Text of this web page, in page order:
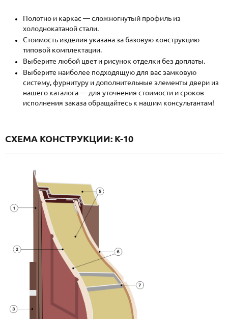
+7 (495) 411-44-41
INFO@META-M.RU
ЗАПРОСИТЬ РАСЧЕТ
Каталог Распродажа Как купить
Записаться на замер
Полотно и каркас — сложногнутый профиль из
холоднокатаной стали.
Стоимость изделия указана за базовую конструкцию
типовой комплектации.
Выберите любой цвет и рисунок отделки без доплаты.
Выберите наиболее подходящую для вас замковую
систему, фурнитуру и дополнительные элементы двери из
нашего каталога — для уточнения стоимости и сроков
исполнения заказа обращайтесь к нашим консультантам!
СХЕМА КОНСТРУКЦИИ: K-10